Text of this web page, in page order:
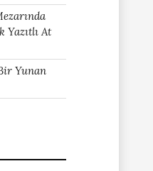
Yazıtlı At
Yunan